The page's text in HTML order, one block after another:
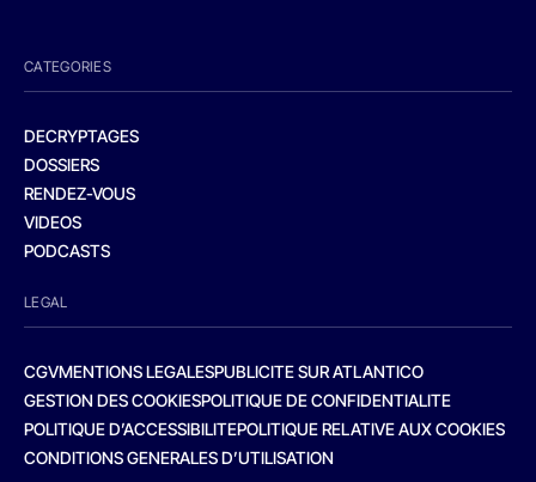
CATEGORIES
DECRYPTAGES
DOSSIERS
RENDEZ-VOUS
VIDEOS
PODCASTS
LEGAL
CGVMENTIONS LEGALESPUBLICITE SUR ATLANTICO
GESTION DES COOKIESPOLITIQUE DE CONFIDENTIALITE
POLITIQUE D’ACCESSIBILITEPOLITIQUE RELATIVE AUX COOKIES
CONDITIONS GENERALES D’UTILISATION